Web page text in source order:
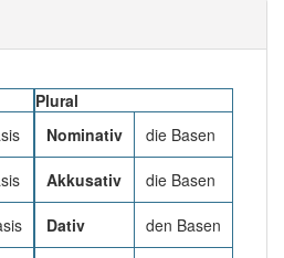
verwendeten
Messstrecke höchster
und Datenbank für
und Technik:
Plural
Nominativ
die Basen
Akkusativ die Basen
Dativ den Basen